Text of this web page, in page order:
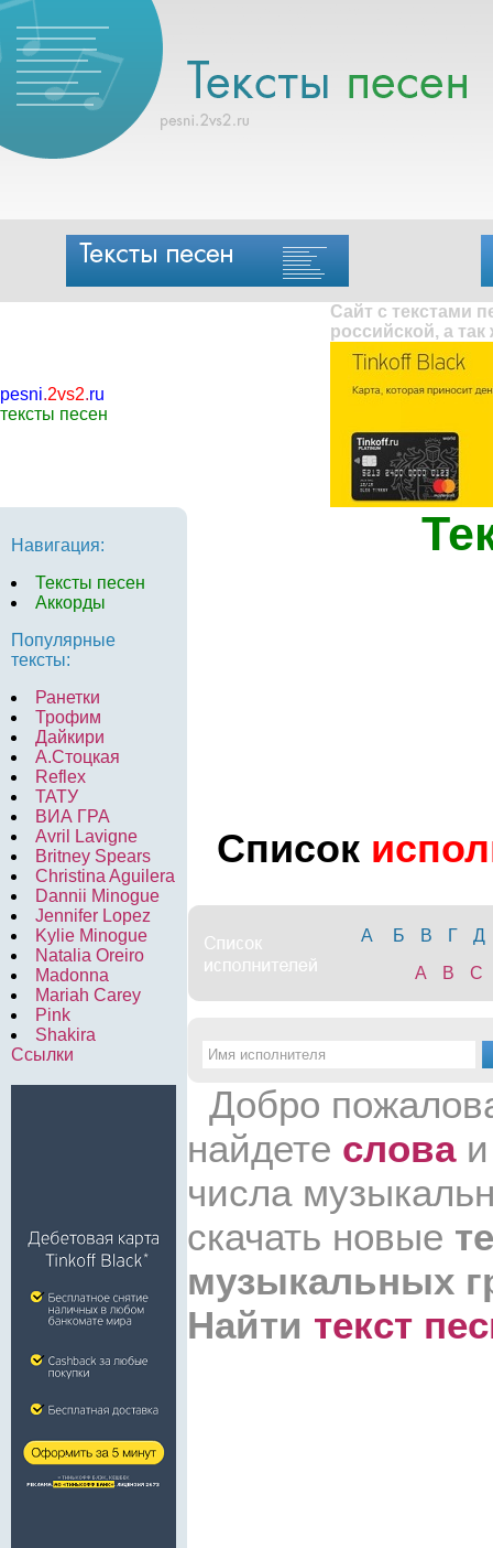
pesni.2vs2.ru
тексты песен
Сайт с текстами
российской, а
Навигация:
Тексты песен
Аккорды
Популярные
тексты:
Ранетки
Трофим
Дайкири
А.Стоцкая
Reflex
ТАТУ
ВИА ГРА
Avril Lavigne
Britney Spears
Christina Aguilera
Dannii Minogue
Jennifer Lopez
Kylie Minogue
Natalia Oreiro
Madonna
Mariah Carey
Pink
Shakira
Ссылки
Список
А Б В Г
Д
A
B C
Добро
найдете слова
числа
скачать новые
музыкальных
Найти текст